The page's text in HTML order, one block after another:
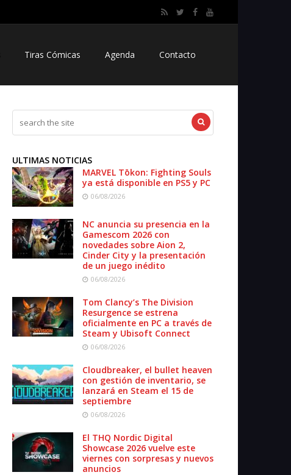
Tiras Cómicas Agenda Contacto
ULTIMAS NOTICIAS
MARVEL Tōkon: Fighting Souls
ya está disponible en PS5 y PC
06/08/2026
NC anuncia su presencia en la
Gamescom 2026 con
novedades sobre Aion 2,
Cinder City y la presentación
de un juego inédito
06/08/2026
Tom Clancy’s The Division
Resurgence se estrena
oficialmente en PC a través de
Steam y Ubisoft Connect
06/08/2026
Cloudbreaker, el bullet heaven
con gestión de inventario, se
lanzará en Steam el 15 de
septiembre
06/08/2026
El THQ Nordic Digital
Showcase 2026 vuelve este
viernes con sorpresas y nuevos
anuncios